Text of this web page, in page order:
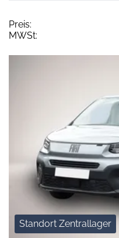
Preis:
MWSt:
Standort Zentrallager